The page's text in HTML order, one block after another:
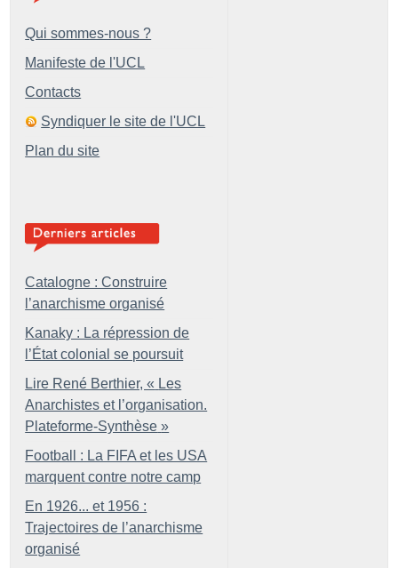
Qui sommes-nous ?
Manifeste de l'UCL
Contacts
Syndiquer le site de l'UCL
Plan du site
Catalogne : Construire
l’anarchisme organisé
Kanaky : La répression de
l’État colonial se poursuit
Lire René Berthier, « Les
Anarchistes et l’organisation.
Plateforme-Synthèse »
Football : La FIFA et les USA
marquent contre notre camp
En 1926... et 1956 :
Trajectoires de l’anarchisme
organisé